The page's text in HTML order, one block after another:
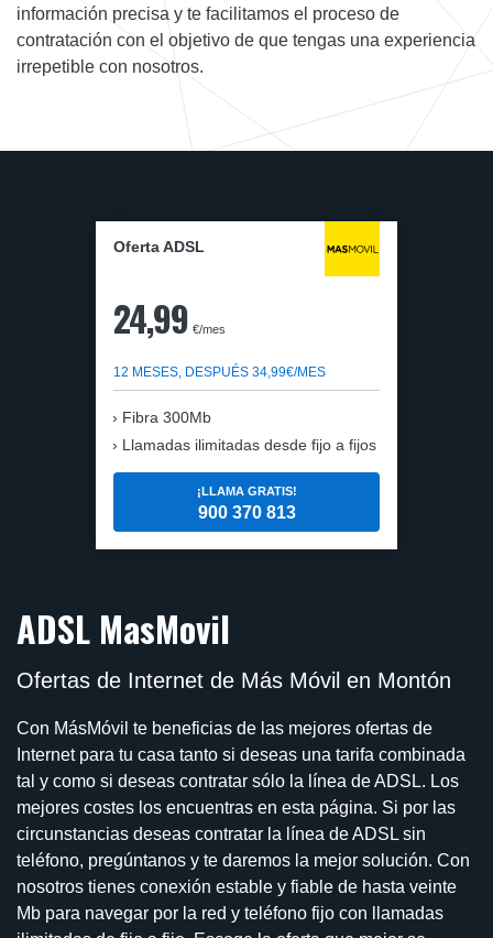
información precisa y te facilitamos el proceso de
contratación con el objetivo de que tengas una experiencia
irrepetible con nosotros.
Oferta ADSL
24,99 €/mes
12 MESES, DESPUÉS 34,99€/MES
Fibra 300Mb
Llamadas ilimitadas desde fijo a fijos
¡LLAMA GRATIS!
900 370 813
ADSL MasMovil
Ofertas de Internet de Más Móvil en Montón
Con MásMóvil te beneficias de las mejores ofertas de
Internet para tu casa tanto si deseas una tarifa combinada
tal y como si deseas contratar sólo la línea de ADSL. Los
mejores costes los encuentras en esta página. Si por las
circunstancias deseas contratar la línea de ADSL sin
teléfono, pregúntanos y te daremos la mejor solución. Con
nosotros tienes conexión estable y fiable de hasta veinte
Mb para navegar por la red y teléfono fijo con llamadas